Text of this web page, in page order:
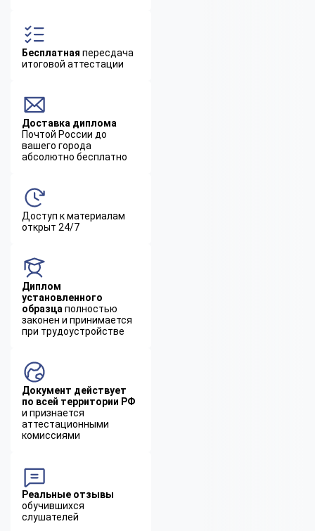
Бесплатная пересдача
итоговой аттестации
Доставка диплома
Почтой России до
вашего города
абсолютно бесплатно
Доступ к материалам
открыт 24/7
Диплом
установленного
образца полностью
законен и принимается
при трудоустройстве
Документ действует
по всей территории РФ
и признается
аттестационными
комиссиями
Реальные отзывы
обучившихся
слушателей